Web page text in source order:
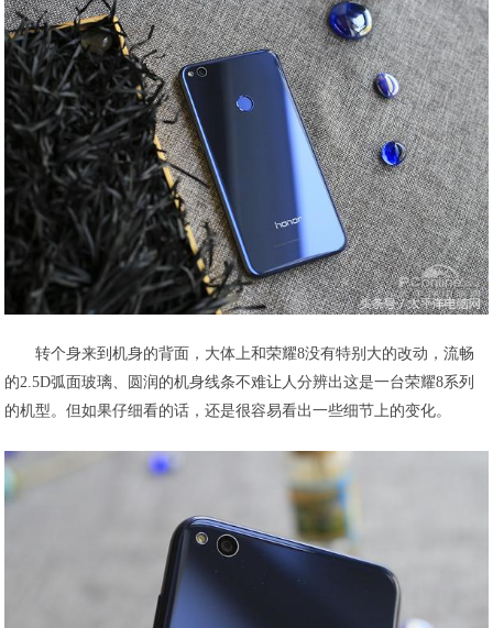
转个身来到机身的背面，大体上和荣耀8没有特别大的改动，流畅
的2.5D弧面玻璃、圆润的机身线条不难让人分辨出这是一台荣耀8系列
的机型。但如果仔细看的话，还是很容易看出一些细节上的变化。